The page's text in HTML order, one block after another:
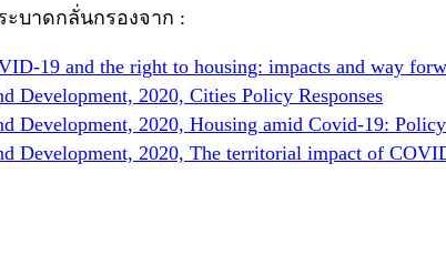
บาดกลั่นกรองจาก :
19 and the right to housing: impacts and way
Development, 2020, Cities Policy Responses
Development, 2020, Housing amid Covid-19: Policy
Development, 2020, The territorial impact of